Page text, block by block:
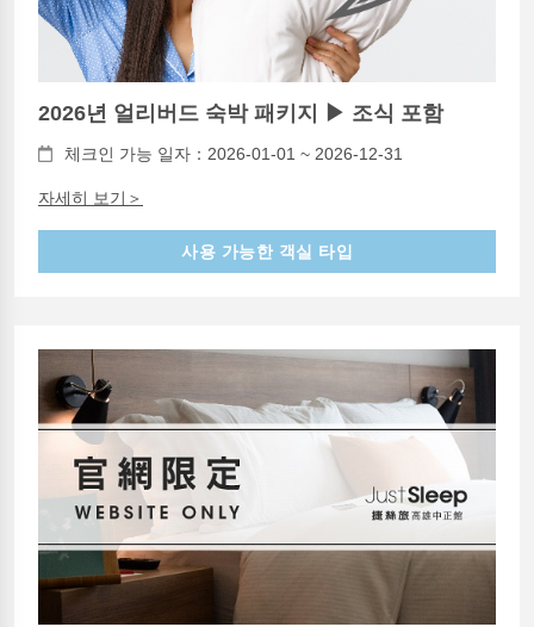
2026년 얼리버드 숙박 패키지 ▶ 조식 포함
체크인 가능 일자：2026-01-01 ~ 2026-12-31
자세히 보기＞
사용 가능한 객실 타입